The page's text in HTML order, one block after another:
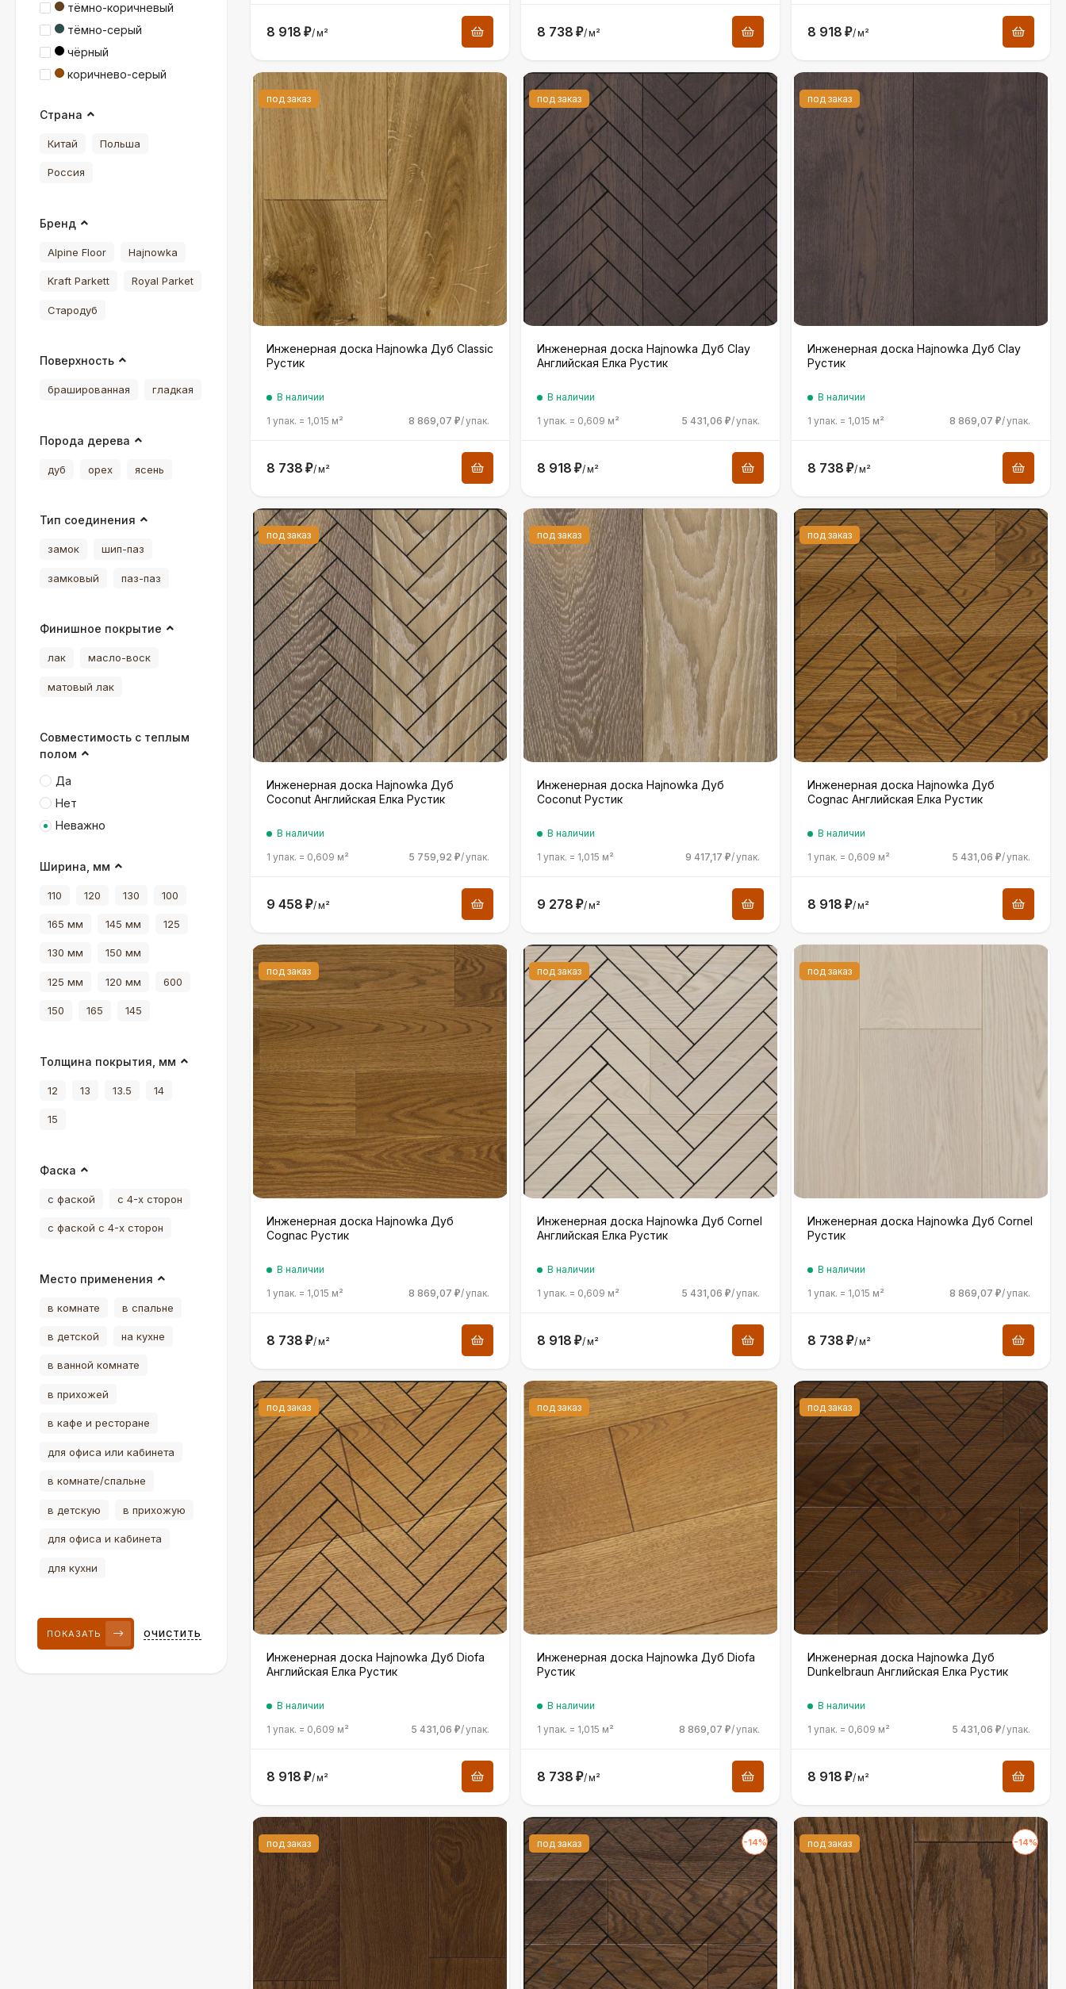
8 918 ₽/м² 8 738 ₽/м² 8 918 ₽/м²
под заказ
Инженерная доска Hajnowka Дуб Classic
Рустик
В наличии
1 упак. = 1,015 м² 8 869,07 ₽/упак.
8 738 ₽/м²
под заказ
Инженерная доска Hajnowka Дуб Clay
Английская Елка Рустик
В наличии
1 упак. = 0,609 м² 5 431,06 ₽/упак.
8 918 ₽/м²
под заказ
Инженерная доска Hajnowka Дуб Clay
Рустик
В наличии
1 упак. = 1,015 м² 8 869,07 ₽/упак.
8 738 ₽/м²
под заказ
Инженерная доска Hajnowka Дуб
Coconut Английская Елка Рустик
В наличии
1 упак. = 0,609 м² 5 759,92 ₽/упак.
9 458 ₽/м²
под заказ
Инженерная доска Hajnowka Дуб
Coconut Рустик
В наличии
1 упак. = 1,015 м² 9 417,17 ₽/упак.
9 278 ₽/м²
под заказ
Инженерная доска Hajnowka Дуб
Cognac Английская Елка Рустик
В наличии
1 упак. = 0,609 м² 5 431,06 ₽/упак.
8 918 ₽/м²
под заказ
Инженерная доска Hajnowka Дуб
Cognac Рустик
В наличии
1 упак. = 1,015 м² 8 869,07 ₽/упак.
8 738 ₽/м²
под заказ
Инженерная доска Hajnowka Дуб Cornel
Английская Елка Рустик
В наличии
1 упак. = 0,609 м² 5 431,06 ₽/упак.
8 918 ₽/м²
под заказ
Инженерная доска Hajnowka Дуб Cornel
Рустик
В наличии
1 упак. = 1,015 м² 8 869,07 ₽/упак.
8 738 ₽/м²
под заказ
Инженерная доска Hajnowka Дуб Diofa
Английская Елка Рустик
В наличии
1 упак. = 0,609 м² 5 431,06 ₽/упак.
8 918 ₽/м²
под заказ
Инженерная доска Hajnowka Дуб Diofa
Рустик
В наличии
1 упак. = 1,015 м² 8 869,07 ₽/упак.
8 738 ₽/м²
под заказ
Инженерная доска Hajnowka Дуб
Dunkelbraun Английская Елка Рустик
В наличии
1 упак. = 0,609 м² 5 431,06 ₽/упак.
8 918 ₽/м²
под заказ -14%
под заказ -14%
под заказ
тёмно-коричневый
тёмно-серый
чёрный
коричнево-серый
Страна
Китай Польша
Россия
Бренд
Alpine Floor Hajnowka
Kraft Parkett Royal Parket
Стародуб
Поверхность
брашированная гладкая
Порода дерева
дуб орех ясень
Тип соединения
замок шип-паз
замковый паз-паз
Финишное покрытие
лак масло-воск
матовый лак
Совместимость с теплым
полом
Да
Нет
Неважно
Ширина, мм
110 120 130 100
165 мм 145 мм 125
130 мм 150 мм
125 мм 120 мм 600
150 165 145
Толщина покрытия, мм
12 13 13.5 14
15
Фаска
с фаской с 4-х сторон
с фаской с 4-х сторон
Место применения
в комнате в спальне
в детской на кухне
в ванной комнате
в прихожей
в кафе и ресторане
для офиса или кабинета
в комнате/спальне
в детскую в прихожую
для офиса и кабинета
для кухни
ПОКАЗАТЬ ОЧИСТИТЬ